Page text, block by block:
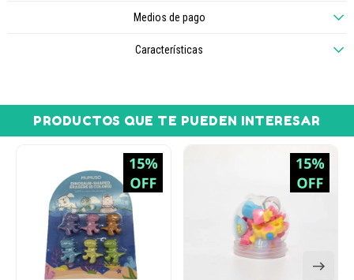
Medios de pago
Características
PRODUCTOS QUE TE PUEDEN INTERESAR